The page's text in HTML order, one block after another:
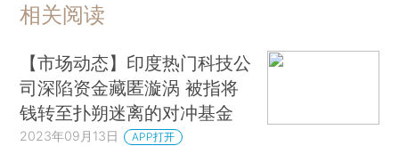
相关阅读
【市场动态】印度热门科技公
司深陷资金藏匿漩涡 被指将
钱转至扑朔迷离的对冲基金
2023年09月13日 APP打开